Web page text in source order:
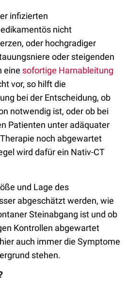
infizierten
nicht
oder hochgradiger
oder steigenden
eine sofortige Harnableitung
vor, so hilft die
bei der Entscheidung, ob
notwendig ist, oder ob bei
Patienten unter adäquater
noch abgewartet
wird dafür ein Nativ-CT
und Lage des
abgeschätzt werden, wie
Steinabgang ist und ob
Kontrollen abgewartet
auch immer die Symptome
stehen.